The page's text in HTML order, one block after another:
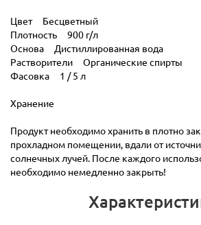
Цвет Бесцветный
Плотность 900 г/л
Основа Дистиллированная вода
Растворители Органические спирты
Фасовка 1 / 5 л
Хранение
Продукт необходимо хранить в плотно
прохладном помещении, вдали от
солнечных лучей. После каждого
необходимо немедленно закрыть!